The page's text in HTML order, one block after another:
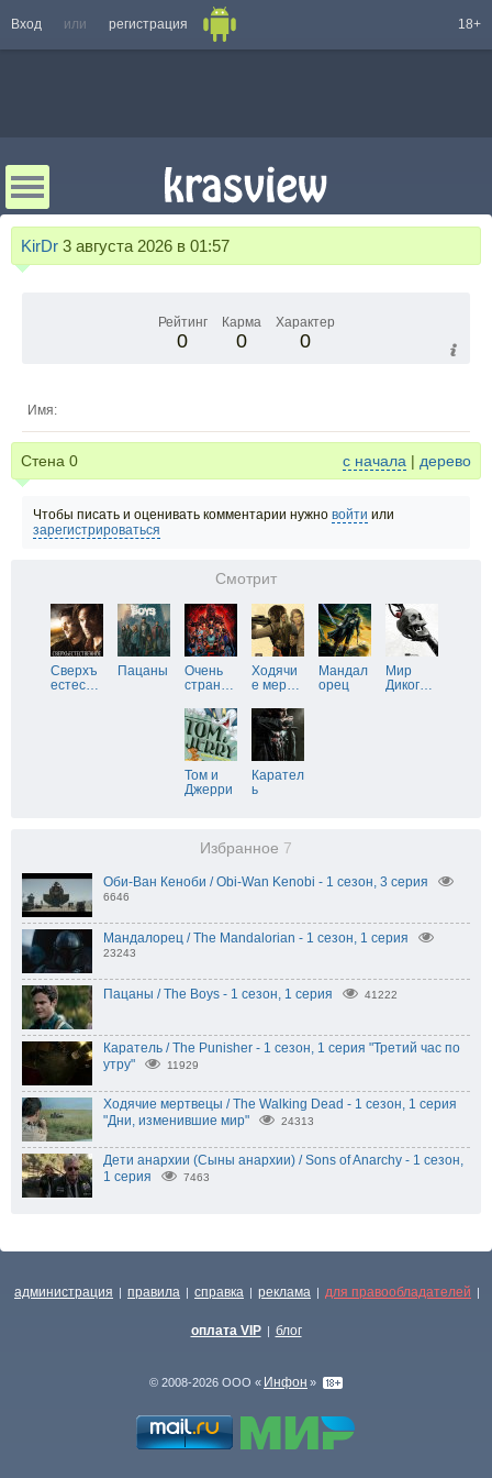
Вход или регистрация 18+
KirDr 3 августа 2026 в 01:57
Рейтинг
0
Карма
0
Характер
0
Имя:
Стена 0 с начала | дерево
Чтобы писать и оценивать комментарии нужно войти или
зарегистрироваться
Смотрит
Сверхъ
естес…
Пацаны
Очень
стран…
Ходячи
е мер…
Мандал
орец
Мир
Диког…
Том и
Джерри
Карател
ь
Избранное 7
Оби-Ван Кеноби / Obi-Wan Kenobi - 1 сезон, 3 серия
6646
Мандалорец / The Mandalorian - 1 сезон, 1 серия
23243
Пацаны / The Boys - 1 сезон, 1 серия 41222
Каратель / The Punisher - 1 сезон, 1 серия "Третий час по
утру"
11929
Ходячие мертвецы / The Walking Dead - 1 сезон, 1 серия
"Дни, изменившие мир"
24313
Дети анархии (Сыны анархии) / Sons of Anarchy - 1 сезон,
1 серия
7463
администрация | правила | справка | реклама | для правообладателей |
оплата VIP | блог
© 2008-2026 ООО « Инфон »